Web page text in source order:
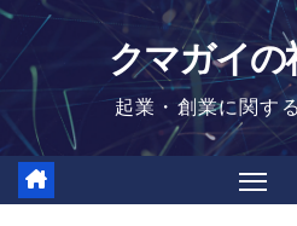
Skip
content
クマガイ
起業・創業に関す